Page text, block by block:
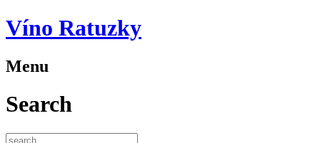
Víno Ratuzky
Menu
Search